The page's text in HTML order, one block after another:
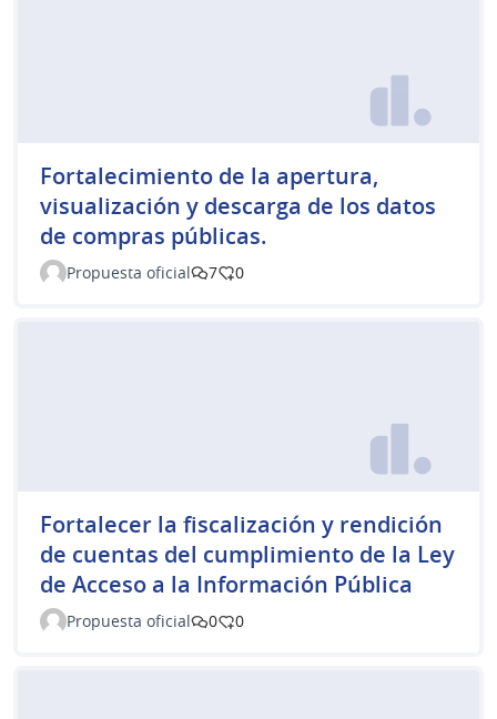
Fortalecimiento de la apertura,
visualización y descarga de los datos
de compras públicas.
Propuesta oficial 7 0
Fortalecer la fiscalización y rendición
de cuentas del cumplimiento de la Ley
de Acceso a la Información Pública
Propuesta oficial 0 0